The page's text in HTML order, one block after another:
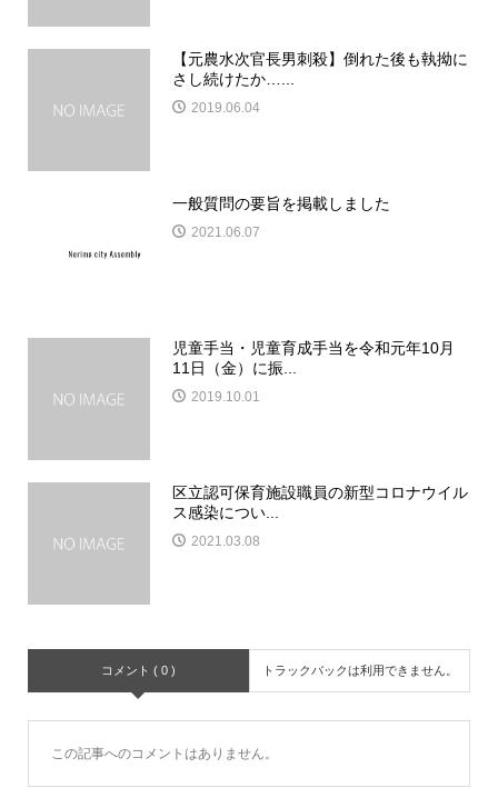
【元農水次官長男刺殺】倒れた後も執拗に
さし続けたか…...
2019.06.04
一般質問の要旨を掲載しました
2021.06.07
児童手当・児童育成手当を令和元年10月
11日（金）に振...
2019.10.01
区立認可保育施設職員の新型コロナウイル
ス感染につい...
2021.03.08
コメント ( 0 ) トラックバックは利用できません。
この記事へのコメントはありません。